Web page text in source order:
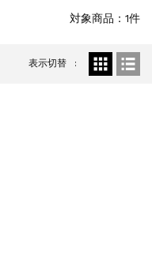
系譜...
五刷...
三）...
視し...
対象商品：1件
表示切替